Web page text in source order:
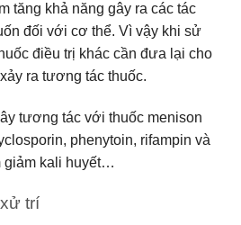
tăng khả năng gây ra các tác
đối với cơ thể. Vì vậy khi sử
điều trị khác cần đưa lại cho
ra tương tác thuốc.
tương tác với thuốc menison
phenytoin, rifampin và
giảm kali huyết…
trí